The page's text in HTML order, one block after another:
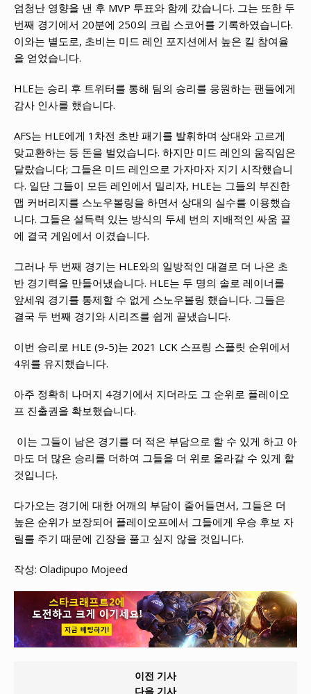
엄청난 영향을 낸 후 MVP 투표와 함께 갔습니다. 그는 또한 두
번째 경기에서 20분에 250의 크립 스코어를 기록하였습니다.
이와는 별도로, 초비는 미드 레인 포지션에서 높은 킬 참여율
을 얻었습니다.
HLE는 승리 후 트위터를 통해 팀의 승리를 응원하는 팬들에게
감사 인사를 했습니다.
AFS는 HLE에게 1차전 초반 패기를 발휘하며 상대와 고르게
맞교환하는 등 돈을 벌었습니다. 하지만 미드 레인의 움직임은
달랐습니다; 그들은 미드 레인으로 가자마자 지기 시작했습니
다. 일단 그들이 모든 레인에서 밀리자, HLE는 그들의 부진한
맵 커버리지를 스노우볼링을 하면서 상대의 실수를 이용했습
니다. 그들은 설득력 있는 방식의 두세 번의 지배적인 싸움 끝
에 결국 게임에서 이겼습니다.
그러나 두 번째 경기는 HLE와의 일방적인 대결로 더 나은 초
반 경기력을 만들어냈습니다. HLE는 두 명의 솔로 레이너를
앞세워 경기를 통제할 수 없게 스노우볼링 했습니다. 그들은
결국 두 번째 경기와 시리즈를 쉽게 끝냈습니다.
이번 승리로 HLE (9-5)는 2021 LCK 스프링 스플릿 순위에서
4위를 유지했습니다.
아주 정확히 나머지 4경기에서 지더라도 그 순위로 플레이오
프 진출권을 확보했습니다.
이는 그들이 남은 경기를 더 적은 부담으로 할 수 있게 하고 아
마도 더 많은 승리를 더하여 그들을 더 위로 올라갈 수 있게 할
것입니다.
다가오는 경기에 대한 어깨의 부담이 줄어들면서, 그들은 더
높은 순위가 보장되어 플레이오프에서 그들에게 우승 후보 자
릴를 주기 때문에 긴장을 풀고 싶지 않을 것입니다.
작성: Oladipupo Mojeed
이전 기사
다음 기사